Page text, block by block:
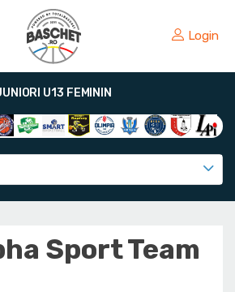
Login
U13 FEMININ
Sport Team